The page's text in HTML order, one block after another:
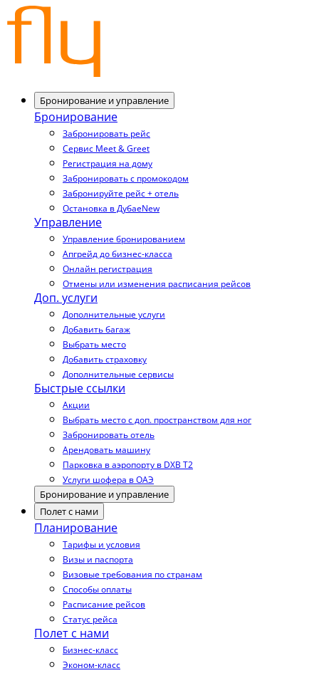
Бронирование и управление
Бронирование
Забронировать рейс
Сервис Meet & Greet
Регистрация на дому
Забронировать с промокодом
Забронируйте рейс + отель
Остановка в ДубаеNew
Управление
Управление бронированием
Апгрейд до бизнес-класса
Онлайн регистрация
Отмены или изменения расписания рейсов
Доп. услуги
Дополнительные услуги
Добавить багаж
Выбрать место
Добавить страховку
Дополнительные сервисы
Быстрые ссылки
Акции
Выбрать место с доп. пространством для ног
Забронировать отель
Арендовать машину
Парковка в аэропорту в DXB T2
Услуги шофера в ОАЭ
Бронирование и управление
Полет с нами
Планирование
Тарифы и условия
Визы и паспорта
Визовые требования по странам
Способы оплаты
Расписание рейсов
Статус рейса
Полет с нами
Бизнес-класс
Эконом-класс